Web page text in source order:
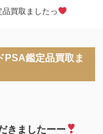
買取ましたっ
鑑定品買取ま
きましたーー